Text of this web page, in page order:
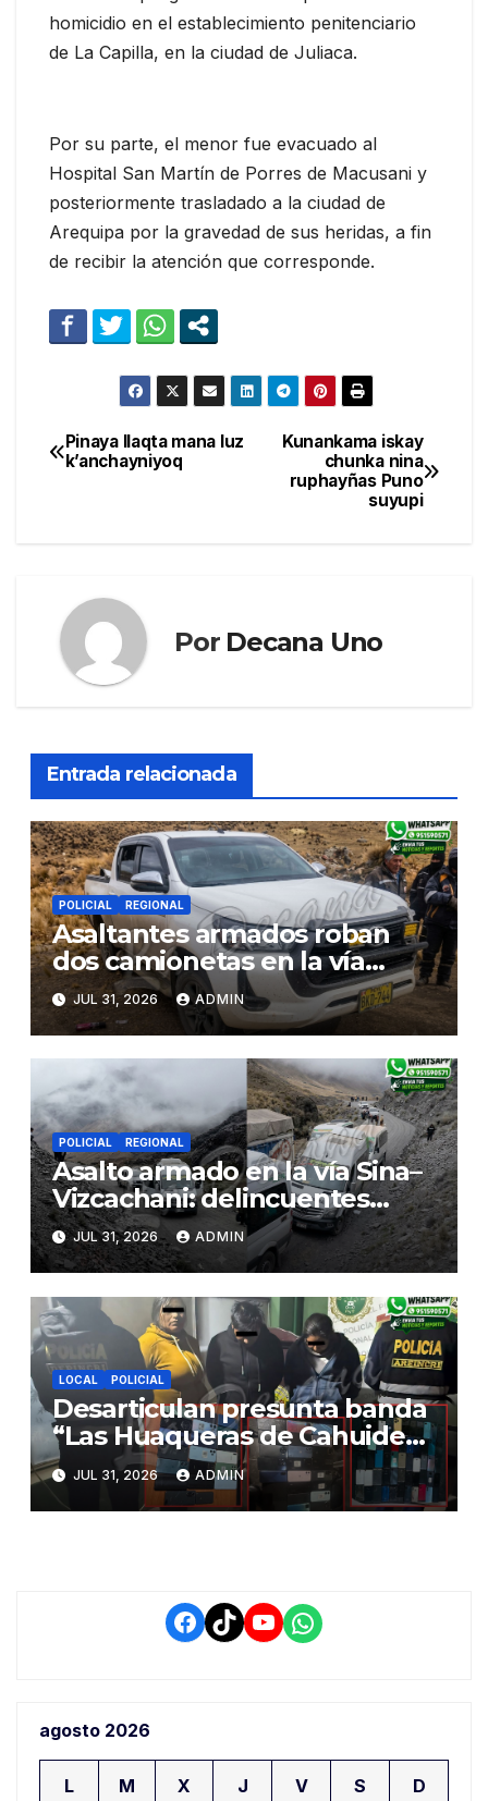
homicidio en el establecimiento penitenciario
de La Capilla, en la ciudad de Juliaca.
Por su parte, el menor fue evacuado al
Hospital San Martín de Porres de Macusani y
posteriormente trasladado a la ciudad de
Arequipa por la gravedad de sus heridas, a fin
de recibir la atención que corresponde.
Navegación
Kunankama iskay
chunka nina
ruphayñas Puno
suyupi
Pinaya llaqta mana luz
k’anchayniyoq
Por Decana Uno
Entrada relacionada
POLICIAL REGIONAL
Asaltantes armados roban
dos camionetas en la vía
Sina–Juliaca y escaparían
hacia Bolivia tras
enfrentamiento con ronderos
JUL 31, 2026 ADMIN
POLICIAL REGIONAL
Asalto armado en la vía Sina–
Vizcachani: delincuentes
roban pertenencias y se
llevan dos camionetas rumbo
a Juliaca
JUL 31, 2026 ADMIN
LOCAL POLICIAL
Desarticulan presunta banda
“Las Huaqueras de Cahuide”
y decomisan 96 celulares en
operativo policial en Juliaca
JUL 31, 2026 ADMIN
Facebook
TikTokYouTube
WhatsApp
agosto 2026
L M X J V S D